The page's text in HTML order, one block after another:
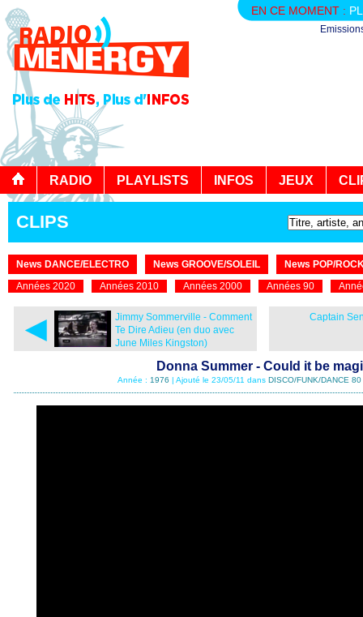
EN CE MOMENT :
RADIO PLAYLISTS INFOS JEUX
CLIPS
News DANCE/ELECTRO News GROOVE/SOLEIL
News POP/
Années 2020
Années 2010 Années 2000 Années 90
◄
Jimmy Sommerville - Comment
Te Dire Adieu (en duo avec
June Miles Kingston)
Captain
Donna Summer - Could it be
Année : 1976 | Ajouté le 23/05/11 dans DISCO/FUNK/DANCE 80